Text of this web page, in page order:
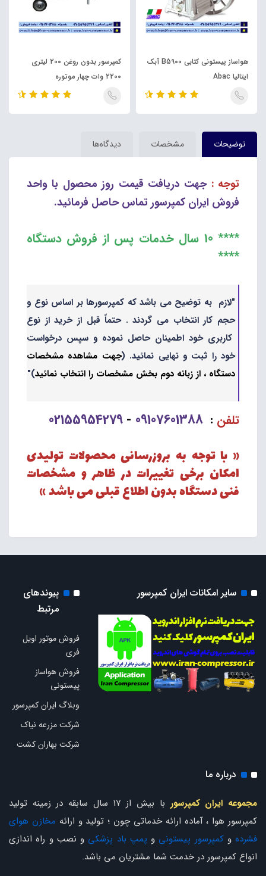
هواساز پیستونی کتابی B5900 آبک
ایتالیا Abac
کمپرسور بدون روغن 200 لیتری
2200 وات چهار موتوره
توضیحات مشخصات دیدگاه‌ها
توجه : جهت دریافت قیمت روز محصول با واحد
فروش ایران کمپرسور تماس حاصل فرمائید.
**** 10 سال خدمات پس از فروش دستگاه
****
"لازم به توضیح می باشد که کمپرسورها بر اساس نوع و
حجم کار انتخاب می گردند . حتماً قبل از خرید از نوع
کاربری خود اطمینان حاصل نموده و سپس درخواست
خود را ثبت و نهایی نمائید. (جهت مشاهده مشخصات
دستگاه ، از زبانه دوم بخش مشخصات را انتخاب نمائید)"
تلفن :
09107601388
-
02155954279
« با توجه به بروزرسانی محصولات تولیدی
امکان برخی تغییرات در ظاهر و مشخصات
فنی دستگاه بدون اطلاع قبلی می باشد »
سایر امکانات ایران کمپرسور
پیوندهای
مرتبط
فروش موتور اویل
فری
فروش هواساز
پیستونی
وبلاگ ایران کمپرسور
شرکت مزرعه نیاک
شرکت بهاران کشت
درباره ما
مجموعه ایران کمپرسور
با بیش از 17 سال سابقه در زمینه تولید
کمپرسور هوا ، آماده ارائه خدماتی چون ؛ تولید و ارائه مخازن هوای
فشرده وکمپرسور پیستونی و پمپ باد پزشکی و نصب و راه اندازی
انواع کمپرسور در خدمت شما مشتریان می باشد.